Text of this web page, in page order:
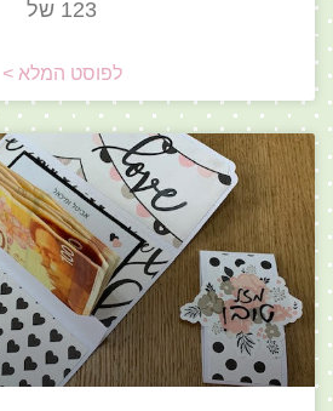
123 של
לפוסט המלא >